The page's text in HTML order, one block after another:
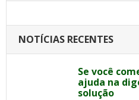
NOTÍCIAS RECENTES
Se você
ajuda na
solução